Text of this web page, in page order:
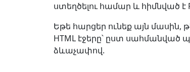
ստեղծելու համար և հիմնված
Եթե հարցեր ունեք այն
HTML էջերը՝ ըստ
ձևաչափով.